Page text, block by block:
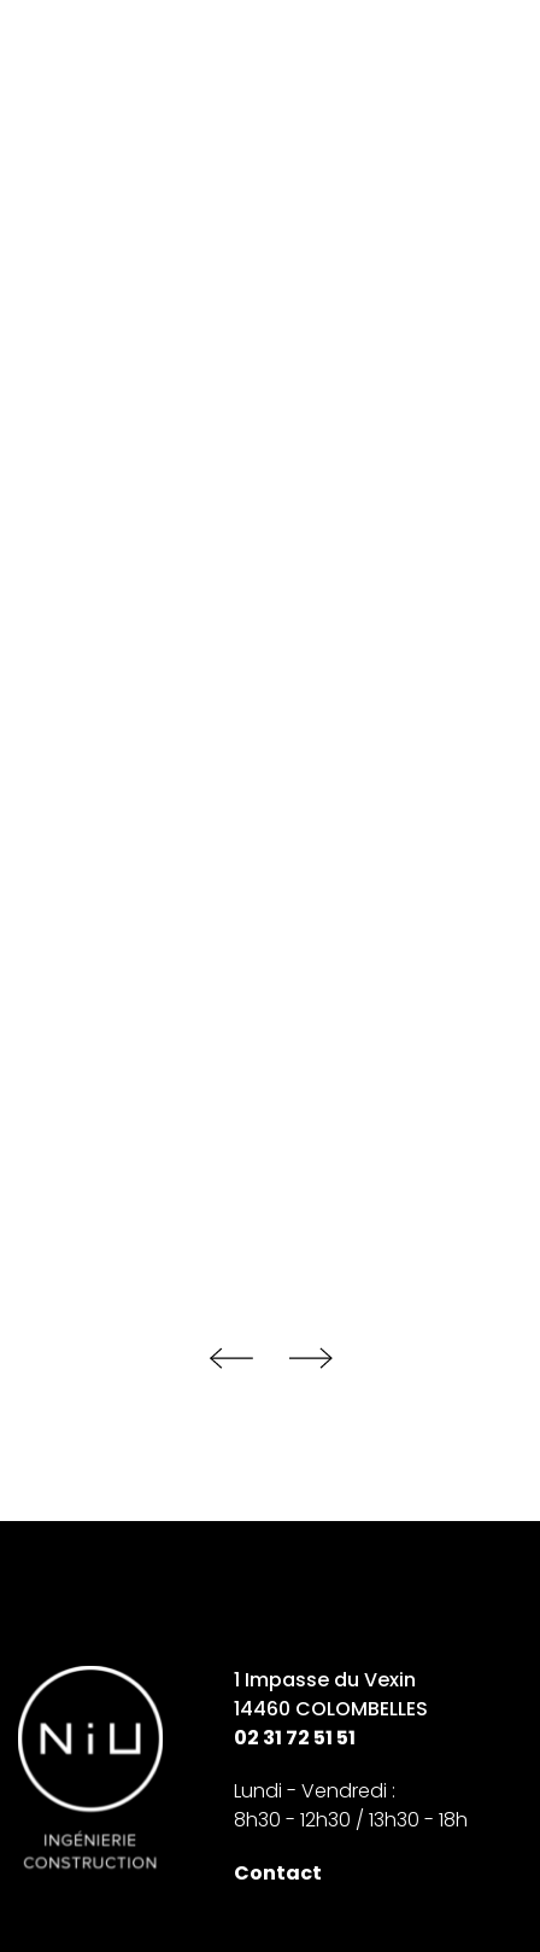
1 Impasse du Vexin
14460 COLOMBELLES
02 31 72 51 51
Lundi - Vendredi :
8h30 - 12h30 / 13h30 - 18h
Contact